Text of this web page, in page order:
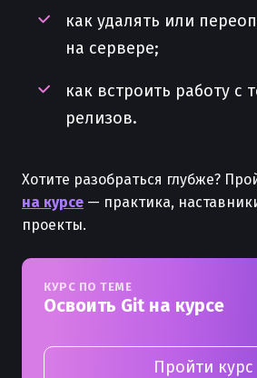
как удалять или
на сервере;
как встроить работу с
релизов.
Хотите разобраться глубже?
на курсе — практика,
проекты.
КУРС ПО ТЕМЕ
Освоить Git на курсе
Пройти курс